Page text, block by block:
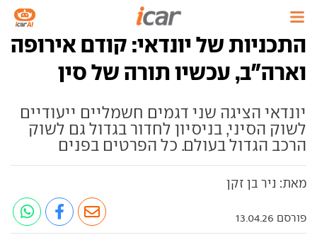
התכניות של יונדאי: קודם אירופה
וארה"ב, עכשיו תורה של סין
יונדאי הציגה שני דגמים חשמליים ייעודיים
לשוק הסיני, בניסיון לחדור בגדול גם לשוק
הרכב הגדול בעולם. כל הפרטים בפנים
מאת: ניר בן זקן
פורסם 13.04.26